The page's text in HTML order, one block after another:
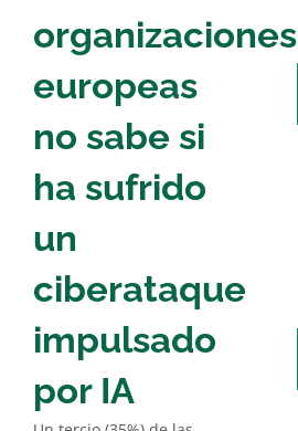
organizaciones
europeas
no sabe si
ha sufrido
un
ciberataque
impulsado
por IA